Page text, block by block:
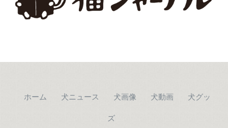
ホーム 犬ニュース 犬画像 犬動画 犬グッ
ズ